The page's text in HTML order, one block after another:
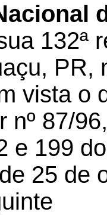
132ª
PR,
vista o
nº 87/
e 199
25 de